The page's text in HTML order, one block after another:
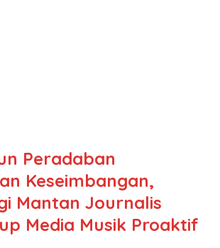
Peradaban
Keseimbangan,
Mantan Journalis
Media Musik Proaktif